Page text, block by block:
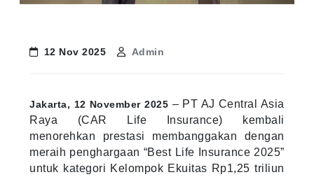
12 Nov 2025 Admin
Jakarta, 12 November 2025 – PT AJ Central Asia
Raya (CAR Life Insurance) kembali
menorehkan prestasi membanggakan dengan
meraih penghargaan “Best Life Insurance 2025”
untuk kategori Kelompok Ekuitas Rp1,25 triliun